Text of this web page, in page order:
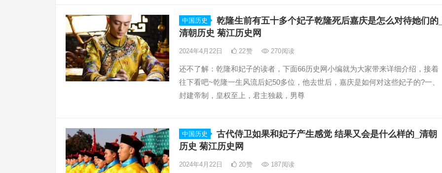
中国历史
乾隆生前有五十多个妃子乾隆死后嘉庆是怎么对待她们的
清朝历史 菊江历史网
2024年4月22日 22赞 270阅读
还不了解：乾隆和妃子的读者，下面66历史网小编就为大家带来详细介绍，接着
往下看吧~乾隆一生风流后妃50多位，他去世后，嘉庆是如何对这些妃子的?一、
封建帝制，皇权至上，君主独裁，男尊
中国历史
古代侍卫如果和妃子产生感觉 结果又会是什么样的_清朝
历史 菊江历史网
2024年4月22日 20赞 187阅读